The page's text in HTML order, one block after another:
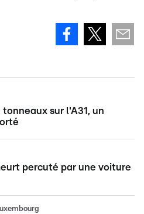
sur l'A31, un
percuté par une voiture